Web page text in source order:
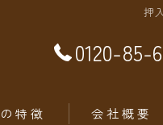
押
0120-85-
特徴 会社概要